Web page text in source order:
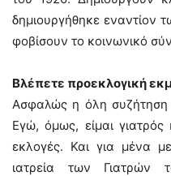
δημιουργήθηκε εναντίον
φοβίσουν το κοινωνικό
Βλέπετε προεκλογική
Ασφαλώς η όλη συζήτηση
Εγώ, όμως, είμαι γιατρός
εκλογές. Και για μένα
ιατρεία των Γιατρών